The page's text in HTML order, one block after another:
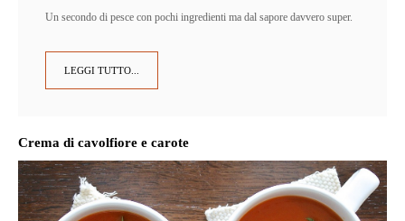
Un secondo di pesce con pochi ingredienti ma dal sapore davvero super.
LEGGI TUTTO...
Crema di cavolfiore e carote